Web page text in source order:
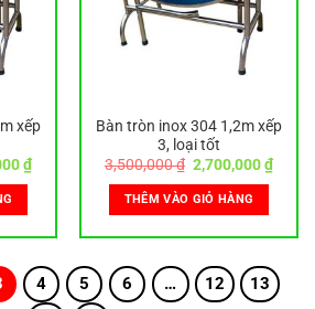
xếp
₫.
₫Giá
hiện
2,200,000 ₫.
Bàn tròn inox 304 1,2m xếp
3, loại tốt
3,500,000₫ Giá
gốc
là:
3,500,000 ₫.
2,700,000₫Giá
hiện
THÊM VÀO GIỎ HÀNG
4 5 6 … 12
13